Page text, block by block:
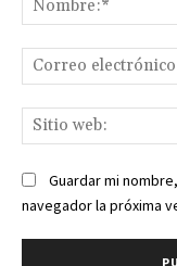
Guardar mi
navegador la próxima